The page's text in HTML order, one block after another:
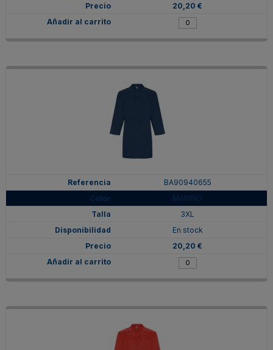
20,20 €
BA90940655
MARINO
3XL
En stock
20,20 €